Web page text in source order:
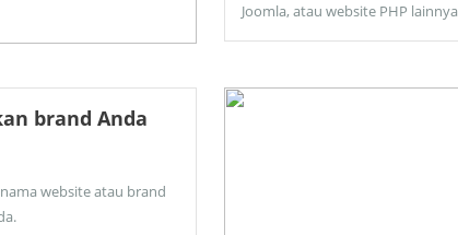
Joomla, atau website PHP
brand Anda
website atau brand